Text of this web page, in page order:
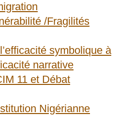
/Fragilités
symbolique à
narrative
11 et Débat
Nigérianne